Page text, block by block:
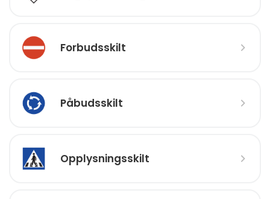
Forbudsskilt
Påbudsskilt
Opplysningsskilt